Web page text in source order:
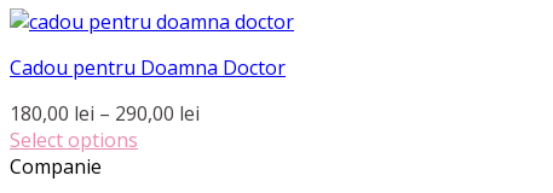
Cadou pentru Doamna Doctor
180,00 lei – 290,00 lei
Select options
Acest
Companie